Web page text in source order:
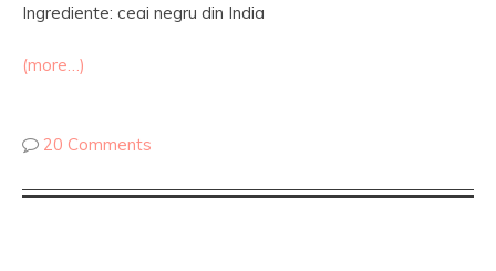
Ingrediente: ceai negru din India
(more…)
20 Comments